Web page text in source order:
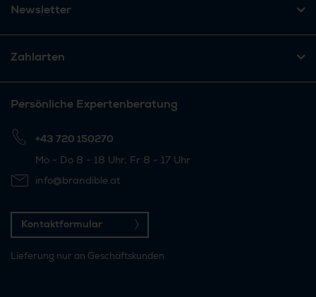
Newsletter
Zahlarten
Persönliche Expertenberatung
+43 720 150270
Mo - Do 8 - 18 Uhr, Fr 8 - 17 Uhr
info@brandible.at
Kontaktformular
Lieferung nur an Geschäftskunden